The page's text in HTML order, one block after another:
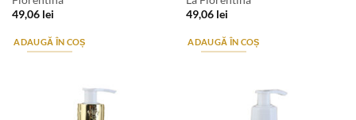
49,06 lei
ADAUGĂ ÎN COȘ
49,06 lei
ADAUGĂ ÎN COȘ